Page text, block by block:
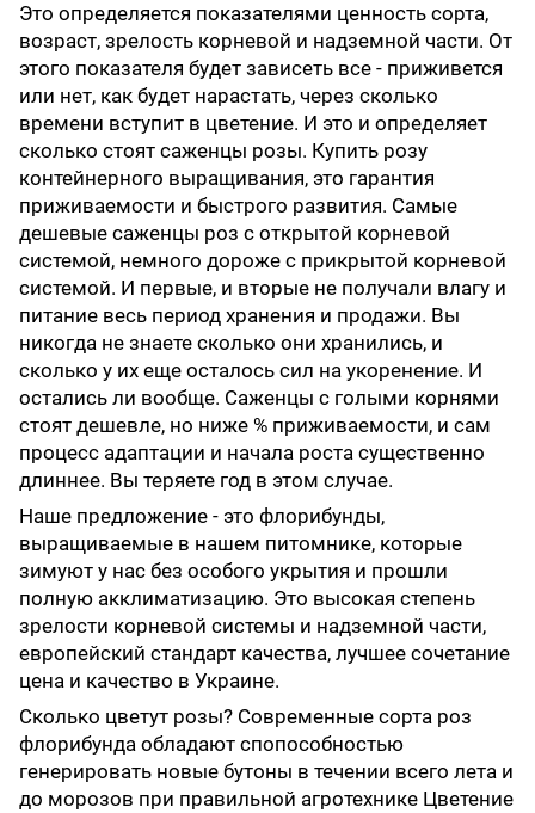
Это определяется показателями ценность сорта,
возраст, зрелость корневой и надземной части. От
этого показателя будет зависеть все - приживется
или нет, как будет нарастать, через сколько
времени вступит в цветение. И это и определяет
сколько стоят саженцы розы. Купить розу
контейнерного выращивания, это гарантия
приживаемости и быстрого развития. Самые
дешевые саженцы роз с открытой корневой
системой, немного дороже с прикрытой корневой
системой. И первые, и вторые не получали влагу и
питание весь период хранения и продажи. Вы
никогда не знаете сколько они хранились, и
сколько у их еще осталось сил на укоренение. И
остались ли вообще. Саженцы с голыми корнями
стоят дешевле, но ниже % приживаемости, и сам
процесс адаптации и начала роста существенно
длиннее. Вы теряете год в этом случае.
Наше предложение - это флорибунды,
выращиваемые в нашем питомнике, которые
зимуют у нас без особого укрытия и прошли
полную акклиматизацию. Это высокая степень
зрелости корневой системы и надземной части,
европейский стандарт качества, лучшее сочетание
цена и качество в Украине.
Сколько цветут розы? Современные сорта роз
флорибунда обладают спопособностью
генерировать новые бутоны в течении всего лета и
до морозов при правильной агротехнике Цветение